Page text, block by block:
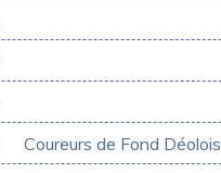
Coureurs de Fond Déolois